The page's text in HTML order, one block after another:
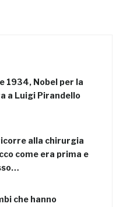
1934, Nobel per la
a Luigi Pirandello
alla chirurgia
come era prima e
che hanno